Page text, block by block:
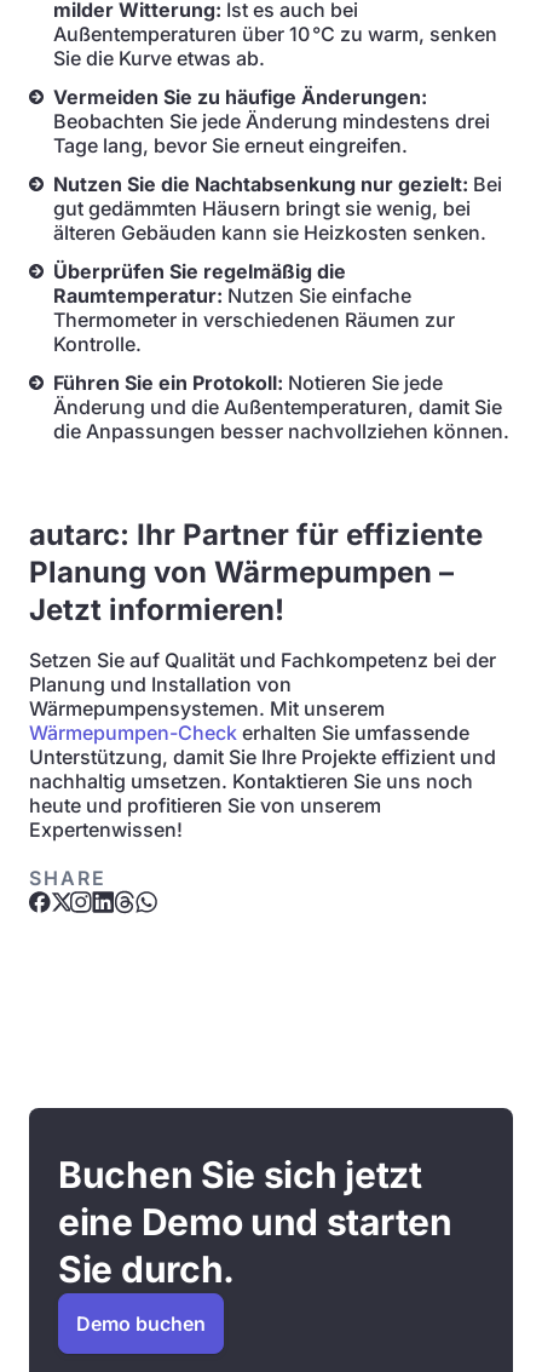
milder Witterung: Ist es auch bei
Außentemperaturen über 10 °C zu warm, senken
Sie die Kurve etwas ab.
Vermeiden Sie zu häufige Änderungen:
Beobachten Sie jede Änderung mindestens drei
Tage lang, bevor Sie erneut eingreifen.
Nutzen Sie die Nachtabsenkung nur gezielt: Bei
gut gedämmten Häusern bringt sie wenig, bei
älteren Gebäuden kann sie Heizkosten senken.
Überprüfen Sie regelmäßig die
Raumtemperatur: Nutzen Sie einfache
Thermometer in verschiedenen Räumen zur
Kontrolle.
Führen Sie ein Protokoll: Notieren Sie jede
Änderung und die Außentemperaturen, damit Sie
die Anpassungen besser nachvollziehen können.
autarc: Ihr Partner für effiziente
Planung von Wärmepumpen –
Jetzt informieren!
Setzen Sie auf Qualität und Fachkompetenz bei der
Planung und Installation von
Wärmepumpensystemen. Mit unserem
Wärmepumpen-Check erhalten Sie umfassende
Unterstützung, damit Sie Ihre Projekte effizient und
nachhaltig umsetzen. Kontaktieren Sie uns noch
heute und profitieren Sie von unserem
Expertenwissen!
SHARE
Buchen Sie sich jetzt
eine Demo und starten
Sie durch.
Demo buchen